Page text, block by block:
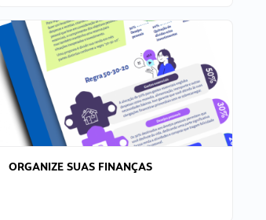
ORGANIZE SUAS FINANÇAS